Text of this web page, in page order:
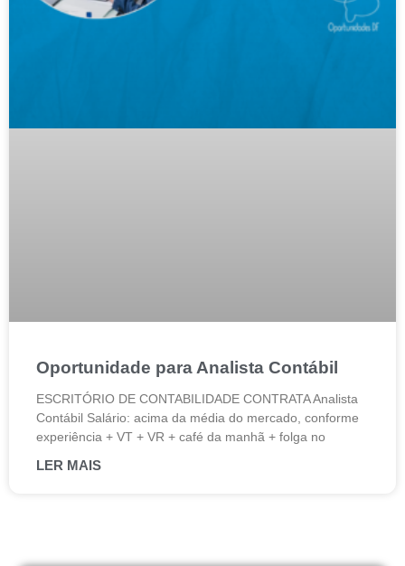
Oportunidade para Analista Contábil
ESCRITÓRIO DE CONTABILIDADE CONTRATA Analista
Contábil Salário: acima da média do mercado, conforme
experiência + VT + VR + café da manhã + folga no
LER MAIS